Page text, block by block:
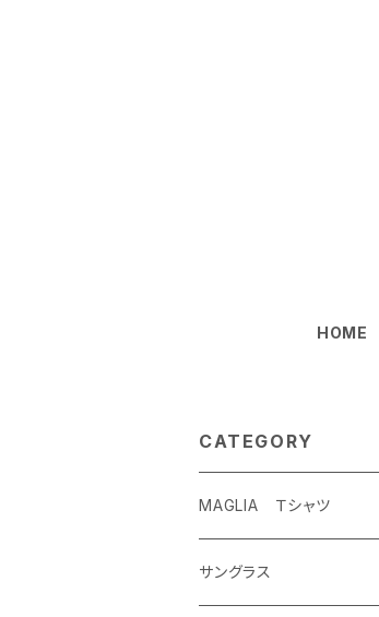
HOME
CATEGORY
MAGLIA Ｔシャツ
ETERNAL
サングラス